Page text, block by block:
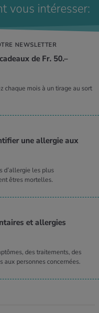
vous intéresser:
NEWSLETTER
de Fr. 50.–
chaque mois à un tirage au sort
une allergie aux
d’allergie les plus
êtres mortelles.
et allergies
des traitements, des
aux personnes concernées.